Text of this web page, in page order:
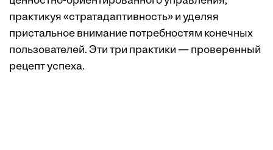
практикуя «стратадаптивность» и уделяя
пристальное внимание потребностям конечных
пользователей. Эти три практики — проверенный
рецепт успеха.